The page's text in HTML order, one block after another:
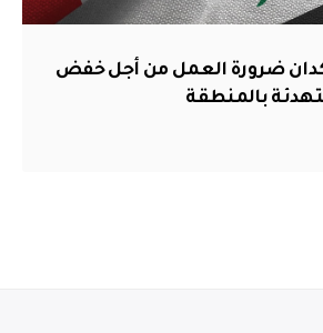
ضرورة العمل من أجل خفض
بالمنطقة